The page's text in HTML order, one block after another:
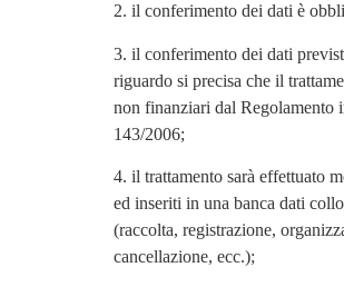
2. il conferimento dei dati è
3. il conferimento dei dati
riguardo si precisa che il
non finanziari dal Regolamento
143/2006;
4. il trattamento sarà effettuato
ed inseriti in una banca dati
(raccolta, registrazione,
cancellazione, ecc.);